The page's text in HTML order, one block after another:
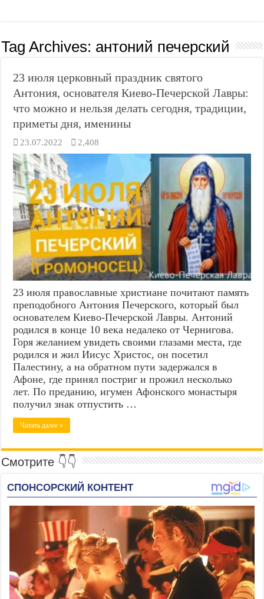
Tag Archives: антоний печерский
23 июля церковный праздник святого
Антония, основателя Киево-Печерской Лавры:
что можно и нельзя делать сегодня, традиции,
приметы дня, именины
23.07.2022 2,408
23 июля православные христиане почитают память
преподобного Антония Печерского, который был
основателем Киево-Печерской Лавры. Антоний
родился в конце 10 века недалеко от Чернигова.
Горя желанием увидеть своими глазами места, где
родился и жил Иисус Христос, он посетил
Палестину, а на обратном пути задержался в
Афоне, где принял постриг и прожил несколько
лет. По преданию, игумен Афонского монастыря
получил знак отпустить …
Читать далее »
Смотрите 👇👇